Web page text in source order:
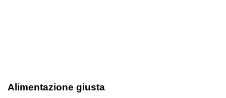
Alimentazione giusta